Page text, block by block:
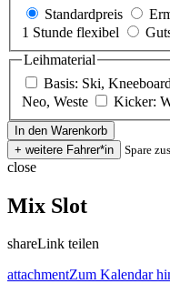
Standardpreis
1 Stunde flexibel
Leihmaterial
Basis: Ski,
Neo, Weste
Kicker:
Spare
close
Mix Slot
shareLink teilen
attachmentZum Kalendar